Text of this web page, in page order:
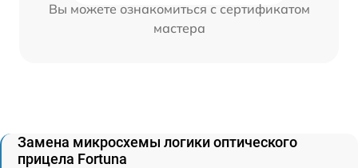
Вы можете ознакомиться с сертификатом
мастера
Замена микросхемы логики оптического
прицела Fortuna